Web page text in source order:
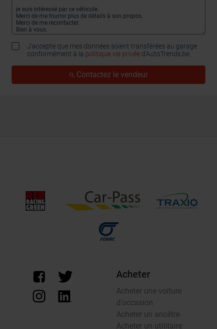
J'accepte que mes données soient transférées au garage
conformément à la politique vie privée d’AutoTrends.be.
Contactez le vendeur
Acheter
Acheter une voiture
d'occasion
Acheter un ancêtre
Acheter un utilitaire